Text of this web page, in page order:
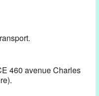
460 avenue Charles